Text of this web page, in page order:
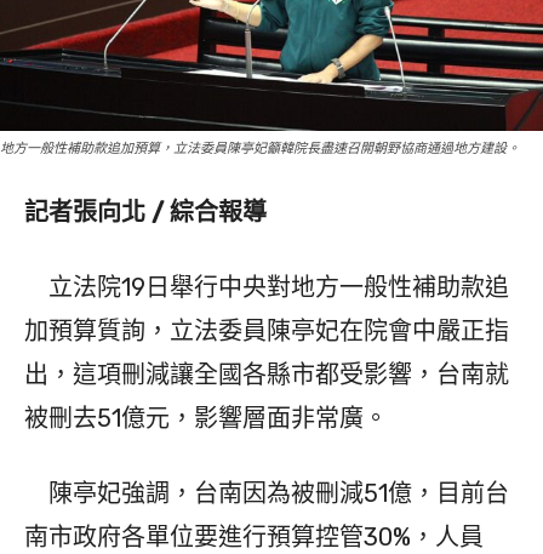
地方一般性補助款追加預算，立法委員陳亭妃籲韓院長盡速召開朝野協商通過地方建設。
記者張向北 / 綜合報導
立法院19日舉行中央對地方一般性補助款追
加預算質詢，立法委員陳亭妃在院會中嚴正指
出，這項刪減讓全國各縣市都受影響，台南就
被刪去51億元，影響層面非常廣。
陳亭妃強調，台南因為被刪減51億，目前台
南市政府各單位要進行預算控管30%，人員